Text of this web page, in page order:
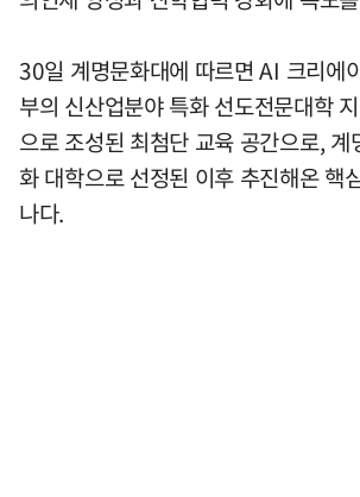
30일 계명문화대에 따르면 AI 크리에
부의 신산업분야 특화 선도전문대학
으로 조성된 최첨단 교육 공간으로,
화 대학으로 선정된 이후 추진해온 핵
나다.